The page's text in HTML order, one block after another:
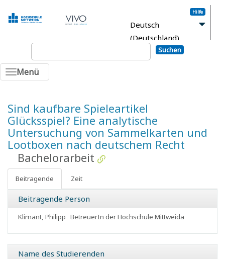
Hilfe
Deutsch
(Deutschland)
Suchen
Menü
Sind kaufbare Spieleartikel
Glücksspiel? Eine analytische
Untersuchung von Sammelkarten und
Lootboxen nach deutschem Recht
Bachelorarbeit
Beitragende Zeit
Beitragende Person
Klimant, Philipp BetreuerIn der Hochschule Mittweida
Name des Studierenden